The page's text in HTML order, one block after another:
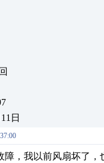
日
障，我以前风扇坏了，